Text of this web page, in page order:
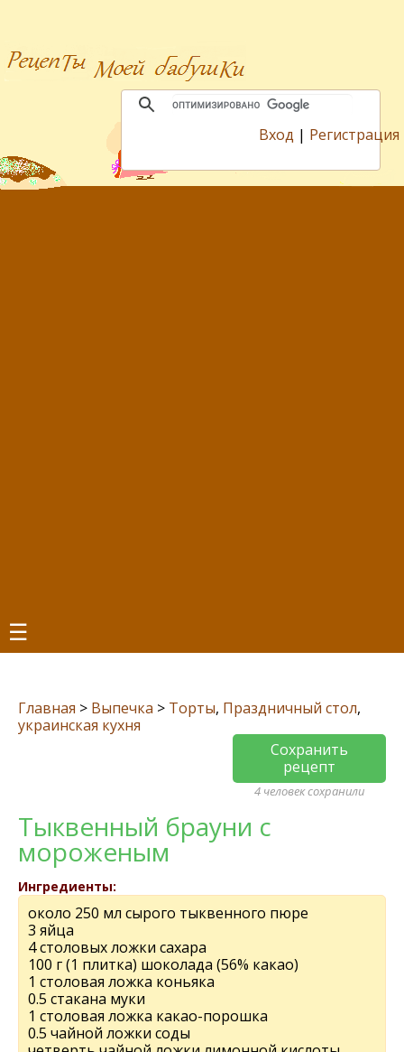
Вход | Регистрация
☰
Главная > Выпечка > Торты, Праздничный стол,
украинская кухня
Сохранить
рецепт
4 человек сохранили
Тыквенный брауни с
мороженым
Ингредиенты:
около 250 мл сырого тыквенного пюре
3 яйца
4 столовых ложки сахара
100 г (1 плитка) шоколада (56% какао)
1 столовая ложка коньяка
0.5 стакана муки
1 столовая ложка какао-порошка
0.5 чайной ложки соды